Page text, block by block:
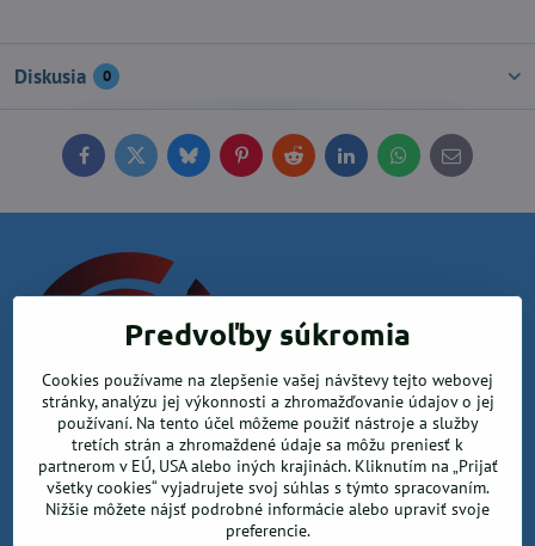
Diskusia 0
FacebookTwitterBlueskyPinterestReddit LinkedInWhatsApp
E-
mail
Krea office, s.r.o.
Kancelárske potreby
Predvoľby súkromia
Cookies používame na zlepšenie vašej návštevy tejto webovej
stránky, analýzu jej výkonnosti a zhromažďovanie údajov o jej
používaní. Na tento účel môžeme použiť nástroje a služby
tretích strán a zhromaždené údaje sa môžu preniesť k
partnerom v EÚ, USA alebo iných krajinách. Kliknutím na „Prijať
všetky cookies“ vyjadrujete svoj súhlas s týmto spracovaním.
Nižšie môžete nájsť podrobné informácie alebo upraviť svoje
preferencie.